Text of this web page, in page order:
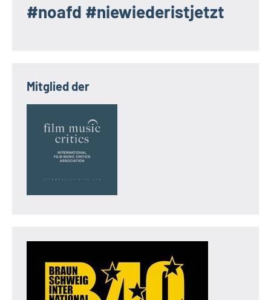
#noafd #niewiederistjetzt
Mitglied der